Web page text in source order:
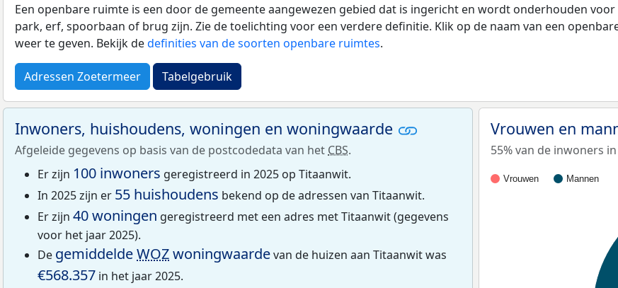
Een openbare ruimte is een door de gemeente aangewezen gebied dat is ingericht en wordt onderhouden
park, erf, spoorbaan of brug zijn. Zie de toelichting voor een verdere definitie. Klik op de naam van een
weer te geven. Bekijk dedefinities van de soorten openbare ruimtes.
Adressen Zoetermeer Tabelgebruik
Inwoners, huishoudens, woningen en woningwaarde
Afgeleide gegevens op basis van de postcodedata van het CBS.
Er zijn 100 inwoners geregistreerd in 2025 op Titaanwit.
In 2025 zijn er 55 huishoudens bekend op de adressen van Titaanwit.
Er zijn 40 woningen geregistreerd met een adres met Titaanwit (gegevens
voor het jaar 2025).
De gemiddeldeWOZwoningwaardevan de huizen aan Titaanwit was
€568.357 in het jaar 2025.
Vrouwen en
55% van de inwoners
Vrouwen Mannen